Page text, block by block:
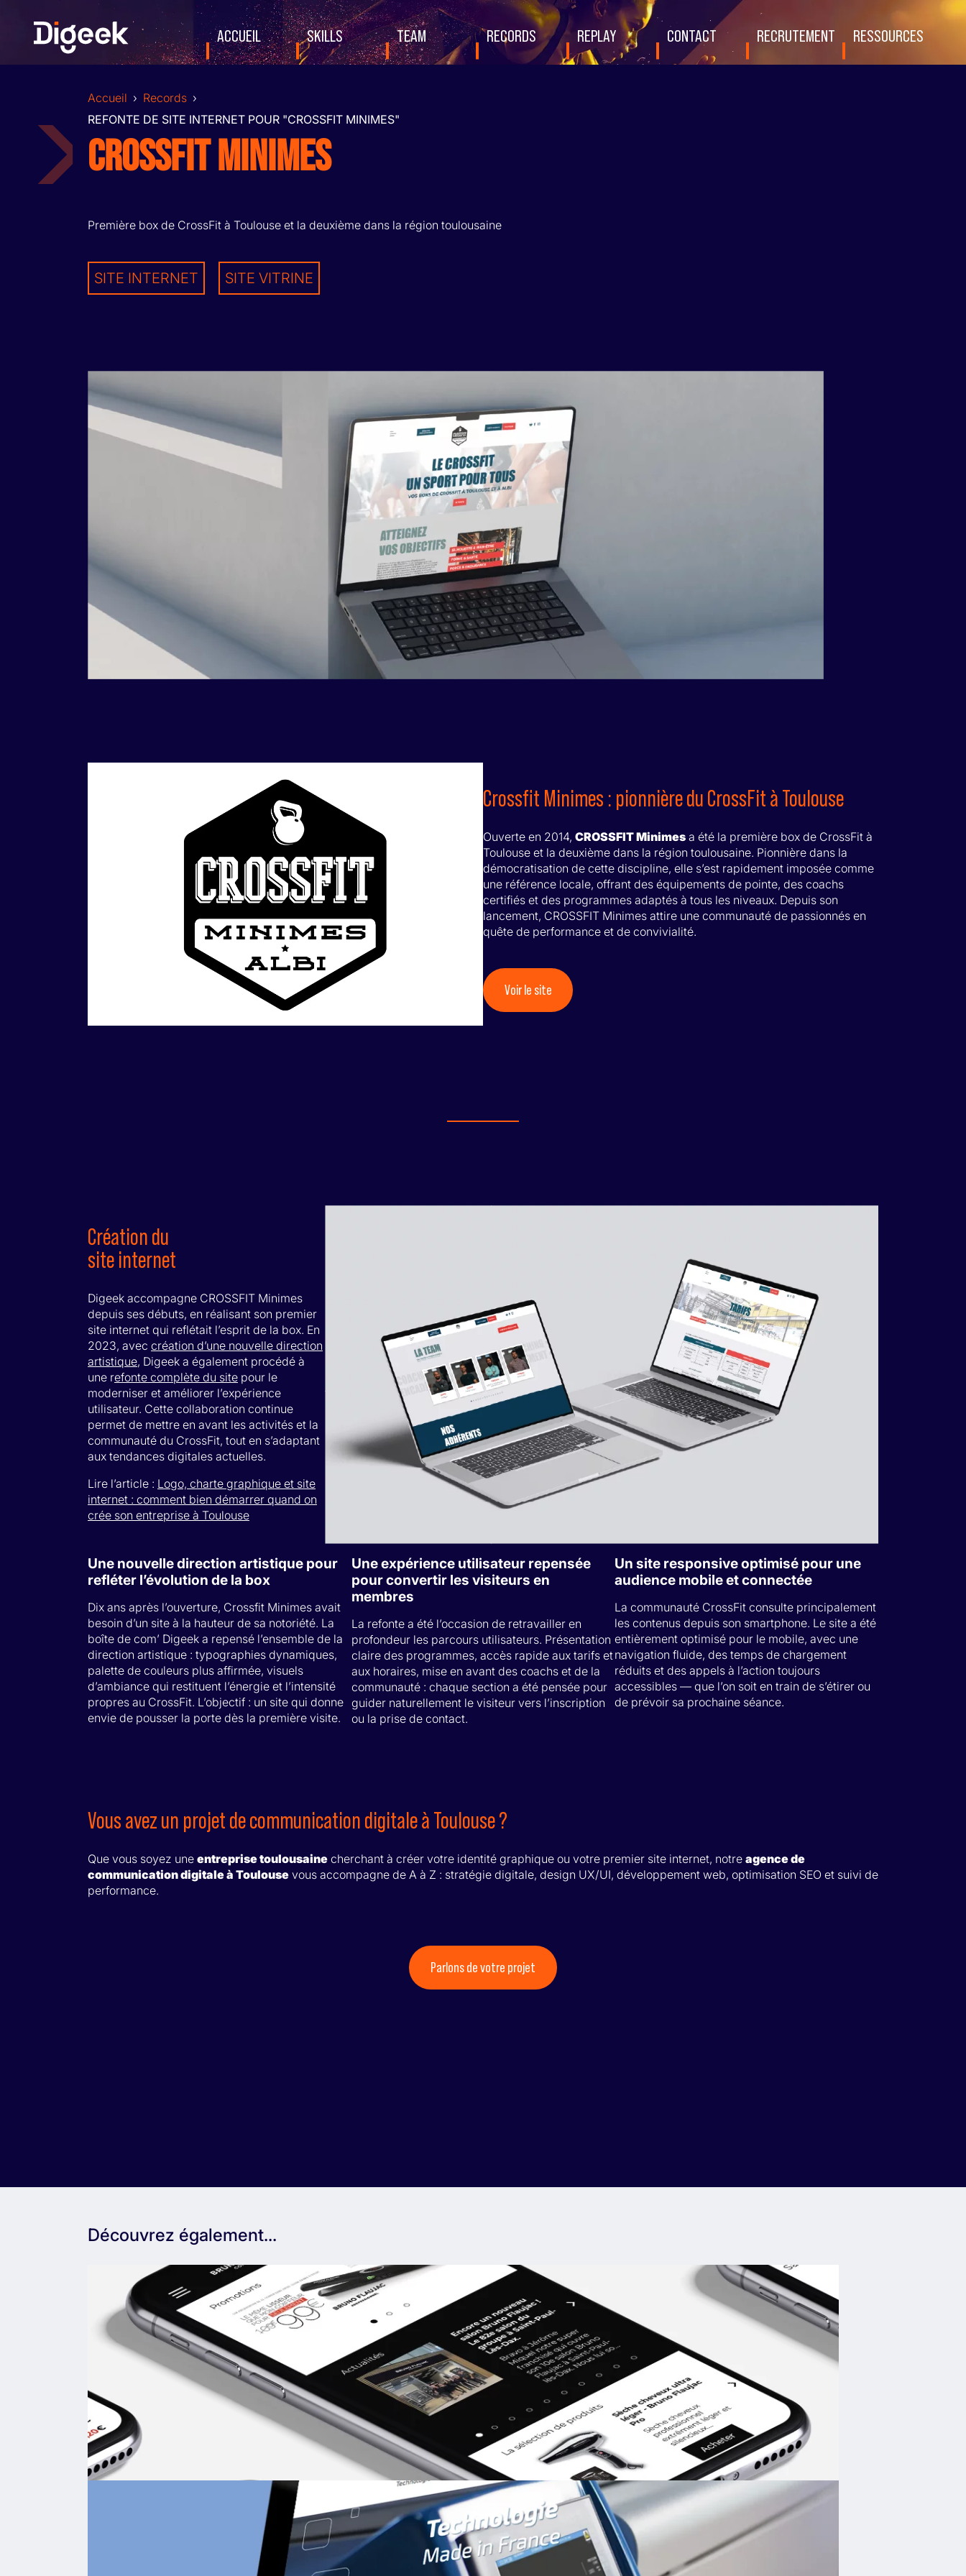
contenu
ACCUEIL SKILLS TEAM RECORDS REPLAY CONTACT RECRUTEMENT RESSOURCES
Accueil › Records ›
REFONTE DE SITE INTERNET POUR "CROSSFIT MINIMES"
CROSSFIT MINIMES
Première box de CrossFit à Toulouse et la deuxième dans la région toulousaine
SITE INTERNET SITE VITRINE
Crossfit Minimes : pionnière du CrossFit à Toulouse
Ouverte en 2014, CROSSFIT Minimes a été la première box de CrossFit à
Toulouse et la deuxième dans la région toulousaine. Pionnière dans la
démocratisation de cette discipline, elle s’est rapidement imposée comme
une référence locale, offrant des équipements de pointe, des coachs
certifiés et des programmes adaptés à tous les niveaux. Depuis son
lancement, CROSSFIT Minimes attire une communauté de passionnés en
quête de performance et de convivialité.
Voir le site
Création du
site internet
Digeek accompagne CROSSFIT Minimes
depuis ses débuts, en réalisant son premier
site internet qui reflétait l’esprit de la box. En
2023, avec création d’une nouvelle direction
artistique, Digeek a également procédé à
une refonte complète du site pour le
moderniser et améliorer l’expérience
utilisateur. Cette collaboration continue
permet de mettre en avant les activités et la
communauté du CrossFit, tout en s’adaptant
aux tendances digitales actuelles.
Lire l’article : Logo, charte graphique et site
internet : comment bien démarrer quand on
crée son entreprise à Toulouse
Une nouvelle direction artistique pour
refléter l’évolution de la box
Dix ans après l’ouverture, Crossfit Minimes avait
besoin d’un site à la hauteur de sa notoriété. La
boîte de com’ Digeek a repensé l’ensemble de la
direction artistique : typographies dynamiques,
palette de couleurs plus affirmée, visuels
d’ambiance qui restituent l’énergie et l’intensité
propres au CrossFit. L’objectif : un site qui donne
envie de pousser la porte dès la première visite.
Une expérience utilisateur repensée
pour convertir les visiteurs en
membres
La refonte a été l’occasion de retravailler en
profondeur les parcours utilisateurs. Présentation
claire des programmes, accès rapide aux tarifs et
aux horaires, mise en avant des coachs et de la
communauté : chaque section a été pensée pour
guider naturellement le visiteur vers l’inscription
ou la prise de contact.
Un site responsive optimisé pour une
audience mobile et connectée
La communauté CrossFit consulte principalement
les contenus depuis son smartphone. Le site a été
entièrement optimisé pour le mobile, avec une
navigation fluide, des temps de chargement
réduits et des appels à l’action toujours
accessibles — que l’on soit en train de s’étirer ou
de prévoir sa prochaine séance.
Vous avez un projet de communication digitale à Toulouse ?
Que vous soyez une entreprise toulousaine cherchant à créer votre identité graphique ou votre premier site internet, notre agence de
communication digitale à Toulouse vous accompagne de A à Z : stratégie digitale, design UX/UI, développement web, optimisation SEO et suivi de
performance.
Parlons de votre projet
Découvrez également...